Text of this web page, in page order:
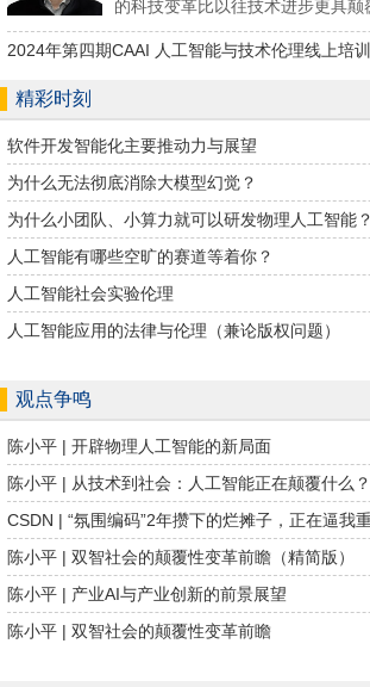
的科技变革比以往技术进步更具
能伦理与治理的长期挑战，相关重
界、产业界、教育界、管理机构和
险隐患在实践中开始集中爆发，
机遇和尖锐挑战。在此背景下，面
和治理的重大需求，针...
2024年第四期CAAI 人工智能与技术伦理线上培
精彩时刻
软件开发智能化主要推动力与展望
为什么无法彻底消除大模型幻觉？
为什么小团队、小算力就可以研发物理人工智能？
人工智能有哪些空旷的赛道等着你？
人工智能社会实验伦理
人工智能应用的法律与伦理（兼论版权问题）
观点争鸣
陈小平 | 开辟物理人工智能的新局面
陈小平 | 从技术到社会：人工智能正在颠覆什么？
CSDN | “氛围编码”2年攒下的烂摊子，正在逼我重
陈小平 | 双智社会的颠覆性变革前瞻（精简版）
陈小平 | 产业AI与产业创新的前景展望
陈小平 | 双智社会的颠覆性变革前瞻